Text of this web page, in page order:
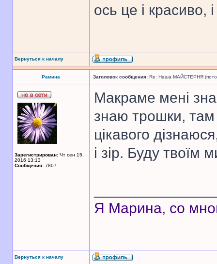
ось це і красиво,
Вернуться к началу
Рамина Заголовок сообщения: Re: Наша МАЙСТЕРНЯ
Зарегистрирован: Чт сен 15,
2016 13:13
Сообщения: 7807
Макраме мені
знаю трошки, там
цікавого
і зір. Буду твоїм
Я Марина, со
Вернуться к началу